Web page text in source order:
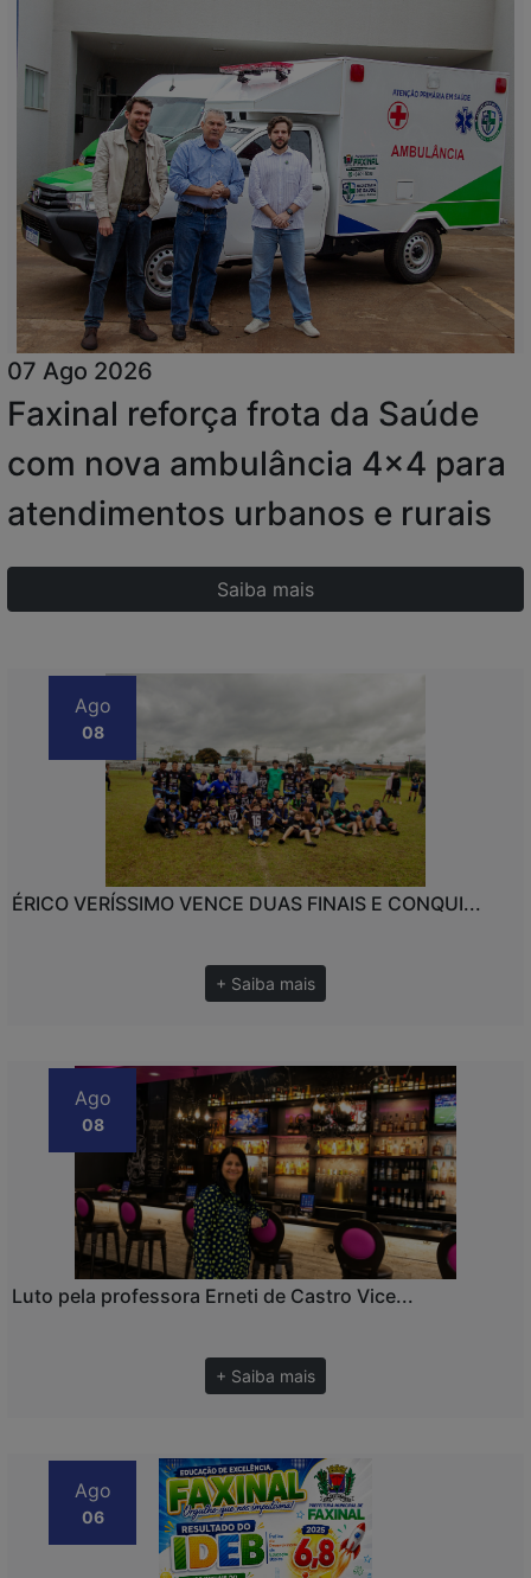
07 Ago 2026
Faxinal reforça frota da Saúde
com nova ambulância 4x4 para
atendimentos urbanos e rurais
Saiba mais
Ago
08
ÉRICO VERÍSSIMO VENCE DUAS FINAIS E CONQUI...
+ Saiba mais
Ago
08
Luto pela professora Erneti de Castro Vice...
+ Saiba mais
Ago
06